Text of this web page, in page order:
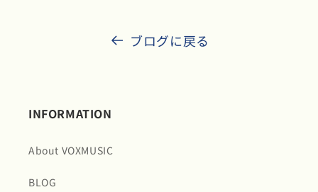
ブログに戻る
INFORMATION
About VOXMUSIC
BLOG